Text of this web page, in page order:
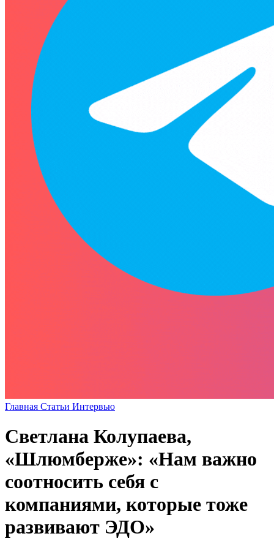
Главная Статьи Интервью
Светлана Колупаева,
«Шлюмберже»: «Нам важно
соотносить себя с
компаниями, которые тоже
развивают ЭДО»